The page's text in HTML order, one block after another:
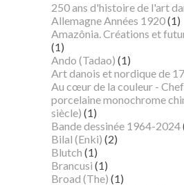
250 ans d'histoire de l'art
Allemagne Années 1920(1)
Amazônia. Créations et
(1)
Ando (Tadao) (1)
Art danois et nordique de
Au cœur de la couleur -
porcelaine monochrome
siècle) (1)
Bande dessinée 1964-2024
Bilal (Enki) (2)
Blutch (1)
Brancusi (1)
Broad (The) (1)